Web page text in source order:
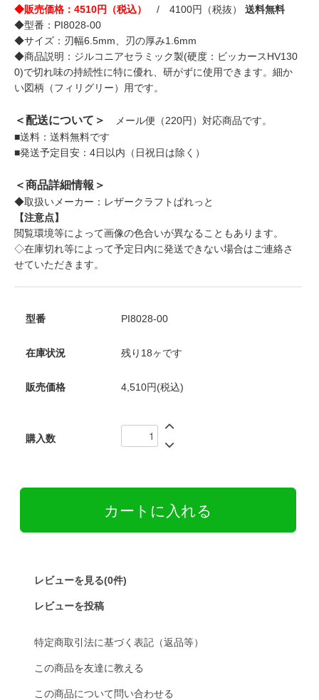
◆販売価格：4510円（税込）
/ 4100円（税抜） 送料無料
◆型番：PI8028-00
◆サイズ：刃幅6.5mm、刃の厚み1.6mm
◆商品説明：ジルコニアセラミック製(硬度：ビッカースHV130
0)で切れ味の持続性に特に優れ、研がずに使用できます。細か
い図柄（フィリグリー）用です。
＜配送について＞
メール便（220円）対応商品です。
■送料：送料無料です
■発送予定目安：4日以内（日祝日は除く）
＜商品詳細情報＞
◆取扱いメーカー：レザークラフトぱれっと
【注意点】
閲覧環境等によって画像の色合いが異なることもあります。
◇在庫切れ等によって予定日内に発送できない場合はご連絡さ
せていただきます。
型番 PI8028-00
在庫状況 残り18ヶです
販売価格 4,510円(税込)
購入数
レビューを見る(0件)
レビューを投稿
特定商取引法に基づく表記（返品等）
この商品を友達に教える
この商品について問い合わせる